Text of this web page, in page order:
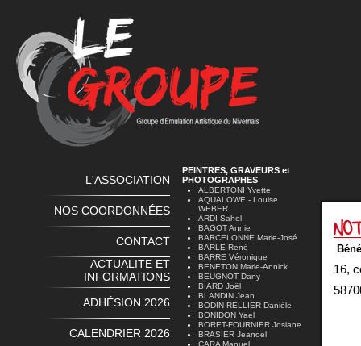
16,
PEINTRES, GRAVEURS et
PHOTOGRAPHES
ALBERTONI Yvette
AQUALOWE - Louise
WEBER
ARDI Sahel
BAGOT Annie
BARCELONNE Marie-José
BARLE René
BARRE Véronique
BENETON Marie-Annick
BEUGNOT Dany
BIARD Joël
BLANDIN Jean
BODIN-RELLIER Danièle
BONIDON Yael
BORET-FOURNIER Josiane
BRASIER Jeanoel
CARA Manuel
L'ASSOCIATION
NOS COORDONNÉES
CONTACT
ACTUALITE ET
INFORMATIONS
ADHÉSION 2026
CALENDRIER 2026